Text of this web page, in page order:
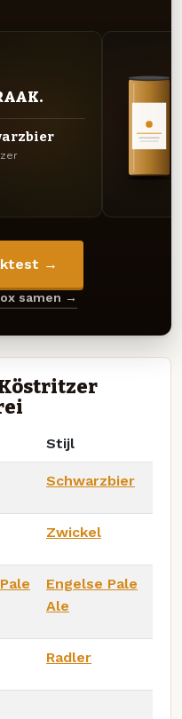
→
samen →
Stijl
Schwarzbier
Zwickel
Engelse Pale
Ale
Radler